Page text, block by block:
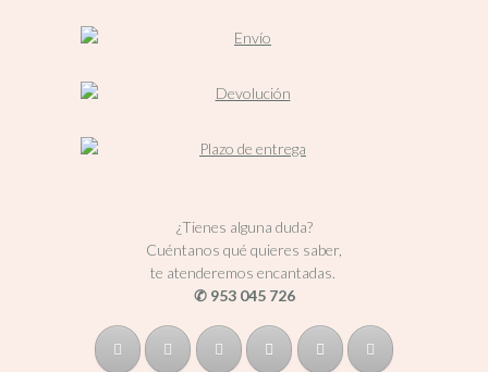
¿Tienes alguna duda?
Cuéntanos qué quieres saber,
te atenderemos encantadas.
✆ 953 045 726